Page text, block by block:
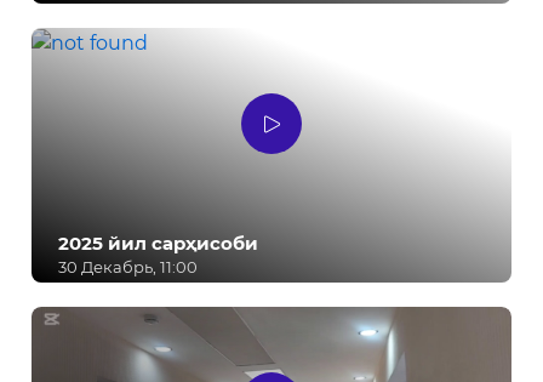
2025 йил сарҳисоби
30 Декабрь, 11:00